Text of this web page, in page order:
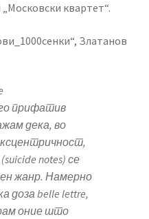
квартет“.
Златанов
прифатив
дека, во
notes) се
жанр. Намерно
доза belle lettre,
оние што